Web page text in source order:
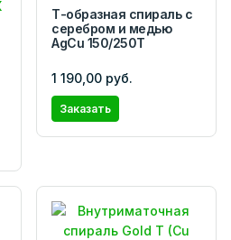
Т-образная спираль с
серебром и медью
AgCu 150/250Т
1 190,00 руб.
Заказать